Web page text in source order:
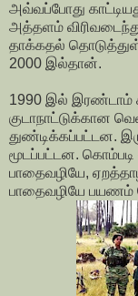
அவ்வப்போது
அத்தளம்
தாக்கதல்
2000 இல்தான்.
1990 இல் இரண்டாம்
குடாநாட்டுக்கான
துண்டிக்கப்பட்டன.
மூடப்பட்டன.
பாதைவழியே,
பாதைவழியே